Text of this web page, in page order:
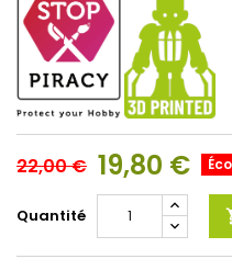
22,00 € 19,80 €
Quantité